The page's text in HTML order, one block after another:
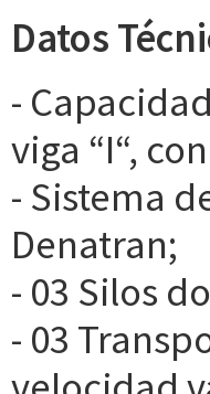
Datos
-
viga “I“,
- Sistema
Denatran;
- 03 Silos
- 03